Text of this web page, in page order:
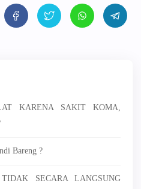
KARENA SAKIT KOMA,
Bareng ?
SECARA LANGSUNG